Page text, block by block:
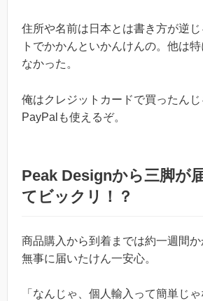
住所や名前は日本とは書き方が逆
トでかかんといかんけんの。他は
なかった。
俺はクレジットカードで買ったん
PayPalも使えるぞ。
Peak Designから三脚が
てビックリ！？
商品購入から到着までは約一週間
無事に届いたけん一安心。
「なんじゃ、個人輸入って簡単じ